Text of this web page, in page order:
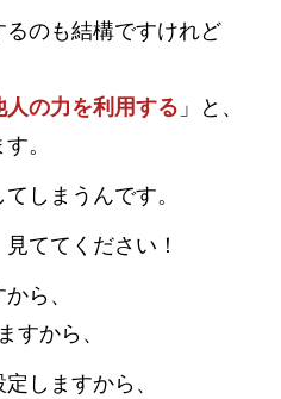
のも結構ですけれど
人の力を利用する 」と、
。
しまうんです。
ててください！
ら、
すから、
しますから、